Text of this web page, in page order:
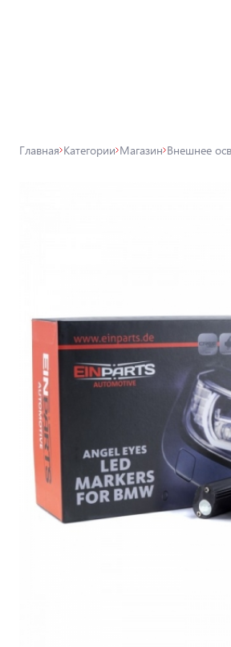
Главная Категории Магазин Внешнее
Внешнее освещение автомобиля
обслуживания автомобиля
Автохимия, дитейлинг, поклейка
Освещение и аксессуары для
мотоциклов и велосипедов
Сервис
Ремонт и восстановление
автомобильных фар
Полировка фар